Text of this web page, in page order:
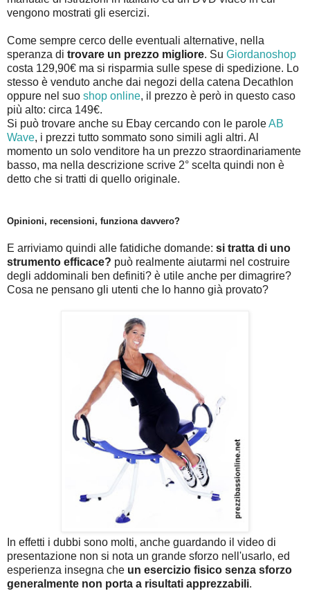
vengono mostrati gli esercizi.
Come sempre cerco delle eventuali alternative, nella
speranza di trovare un prezzo migliore. Su Giordanoshop
costa 129,90€ ma si risparmia sulle spese di spedizione. Lo
stesso è venduto anche dai negozi della catena Decathlon
oppure nel suo shop online, il prezzo è però in questo caso
più alto: circa 149€.
Si può trovare anche su Ebay cercando con le paroleAB
Wave, i prezzi tutto sommato sono simili agli altri. Al
momento un solo venditore ha un prezzo straordinariamente
basso, ma nella descrizione scrive 2° scelta quindi non è
detto che si tratti di quello originale.
Opinioni, recensioni, funziona davvero?
E arriviamo quindi alle fatidiche domande: si tratta di uno
strumento efficace? può realmente aiutarmi nel costruire
degli addominali ben definiti? è utile anche per dimagrire?
Cosa ne pensano gli utenti che lo hanno già provato?
In effetti i dubbi sono molti, anche guardando il video di
presentazione non si nota un grande sforzo nell'usarlo, ed
esperienza insegna che un esercizio fisico senza sforzo
generalmente non porta a risultati apprezzabili.